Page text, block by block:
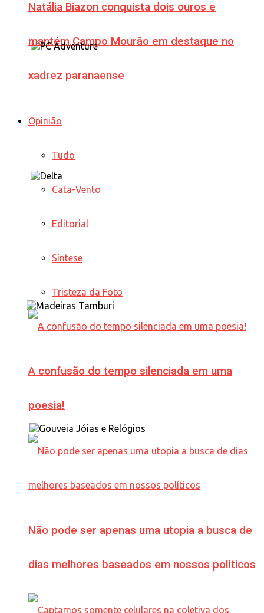
Natália Biazon conquista dois ouros e
mantém Campo Mourão em destaque no
xadrez paranaense
Opinião
Tudo
Cata-Vento
Editorial
Síntese
Tristeza da Foto
A confusão do tempo silenciada em uma
poesia!
Não pode ser apenas uma utopia a busca de
dias melhores baseados em nossos políticos